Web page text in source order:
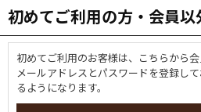
初めてご利用の方・会員以
初めてご利用のお客様は、こちらから会
メールアドレスとパスワードを登録し
るようになります。